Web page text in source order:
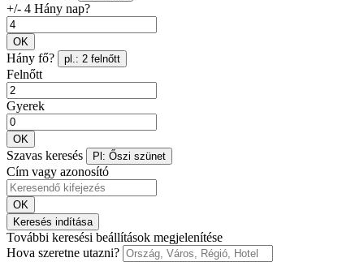
+/- 4 Hány nap?
OK
Hány fő? pl.: 2 felnőtt
Felnőtt
Gyerek
OK
Szavas keresés Pl: Őszi szünet
Cím vagy azonosító
OK
Keresés indítása
További keresési beállítások megjelenítése
Hova szeretne utazni?